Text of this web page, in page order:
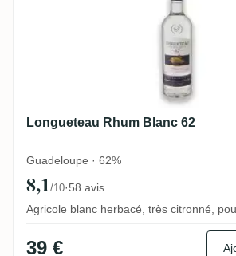
Longueteau Rhum Blanc 62
Guadeloupe · 62%
8,1/10·58 avis
Agricole blanc herbacé, très citronné,
39 €